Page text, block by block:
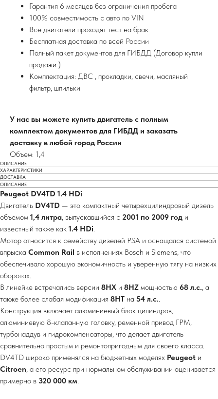
Гарантия 6 месяцев без ограничения пробега
100% совместимость с авто по VIN
Все двигатели проходят тест на брак
Бесплатная доставка по всей России
Полный пакет документов для ГИБДД (Договор купли
продажи )
Комплектация: ДВС , прокладки, свечи, масляный
фильтр, шпильки
У нас вы можете купить двигатель с полным
комплектом документов для ГИБДД и заказать
доставку в любой город России
Объем: 1,4
ОПИСАНИЕ
ХАРАКТЕРИСТИКИ
ДОСТАВКА
ОПИСАНИЕ
Peugeot DV4TD 1.4 HDi
Двигатель DV4TD — это компактный четырехцилиндровый дизель
объемом 1,4 литра, выпускавшийся с 2001 по 2009 год и
известный также как 1.4 HDi.
Мотор относится к семейству дизелей PSA и оснащался системой
впрыска Common Rail в исполнениях Bosch и Siemens, что
обеспечивало хорошую экономичность и уверенную тягу на низких
оборотах.
В линейке встречались версии 8HX и 8HZ мощностью 68 л.с., а
также более слабая модификация 8HT на 54 л.с..
Конструкция включает алюминиевый блок цилиндров,
алюминиевую 8-клапанную головку, ременной привод ГРМ,
турбонаддув и гидрокомпенсаторы, что делает двигатель
сравнительно простым и ремонтопригодным для своего класса.
DV4TD широко применялся на бюджетных моделях Peugeot и
Citroen, а его ресурс при нормальном обслуживании оценивается
примерно в 320 000 км.